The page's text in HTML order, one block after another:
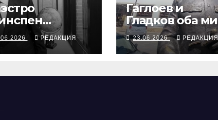
денег
РЕДАКЦИЯ
Гаглоев и
Гладков оба
молотков
23.06.2026 РЕДАКЦИЯ